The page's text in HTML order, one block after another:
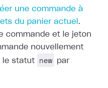
une commande à
du panier actuel .
commande et le jeton
nouvellement
le statut
new
par